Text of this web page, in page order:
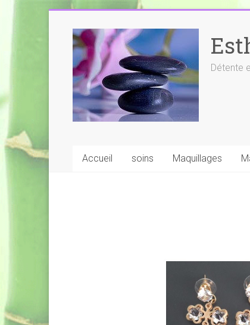
content
Détente
Accueil soins Maquillages